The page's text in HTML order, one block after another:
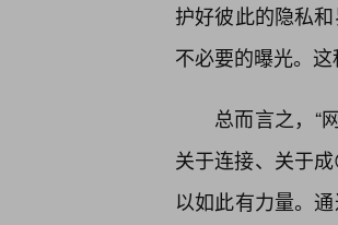
护好彼此的隐私
不必要的曝光。
总而言之，“
关于连接、关于
以如此有力量。